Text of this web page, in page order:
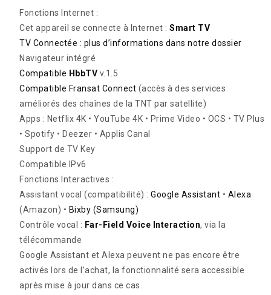
Fonctions Internet :
Cet appareil se connecte à Internet :Smart TV
TV Connectée : plus d’informations dans notre dossier
Navigateur intégré
Compatible HbbTV v.1.5
Compatible Fransat Connect (accès à des services
améliorés des chaînes de la TNT par satellite)
Apps : Netflix 4K • YouTube 4K • Prime Video • OCS • TV Plus
• Spotify • Deezer • Applis Canal
Support de TV Key
Compatible IPv6
Fonctions Interactives :
Assistant vocal (compatibilité) :Google Assistant • Alexa
(Amazon) • Bixby (Samsung)
Contrôle vocal : Far-Field Voice Interaction, via la
télécommande
Google Assistant et Alexa peuvent ne pas encore être
activés lors de l’achat, la fonctionnalité sera accessible
après mise à jour dans ce cas.